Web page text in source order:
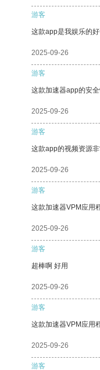
游客
这款app是我娱乐的
2025-09-26
游客
这款加速器app的安
2025-09-26
游客
这款app的视频资源
2025-09-26
游客
这款加速器VPM应用
2025-09-26
游客
超棒啊 好用
2025-09-26
游客
这款加速器VPM应用
2025-09-26
游客